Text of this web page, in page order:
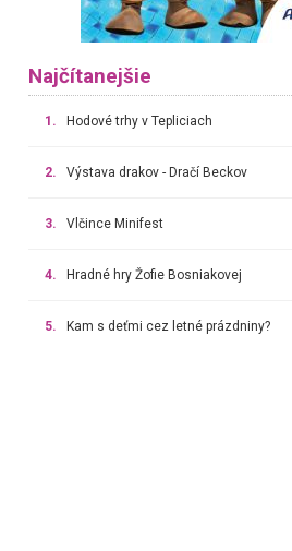
Najčítanejšie
1. Hodové trhy v Tepliciach
2. Výstava drakov - Dračí Beckov
3. Vlčince Minifest
4. Hradné hry Žofie Bosniakovej
5. Kam s deťmi cez letné prázdniny?